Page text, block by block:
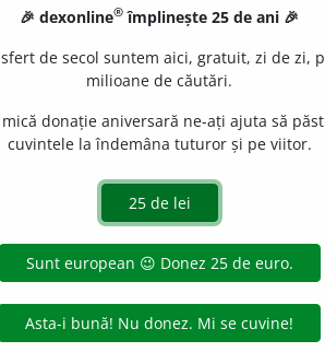
randament, eficiență. ♦ ă
de timp determinată; eficiența
a unor cuvinte de a forma sensuri
acțiuni
🎉 dexonline® împlinește 25 de ani 🎉
de secol suntem aici, gratuit, zi de zi,
milioane de căutări.
mică donație aniversară ne-ați ajuta să
cuvintele la îndemâna tuturor și pe viitor.